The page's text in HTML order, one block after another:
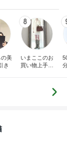
美
き
8
いまここのお
買い物上手に